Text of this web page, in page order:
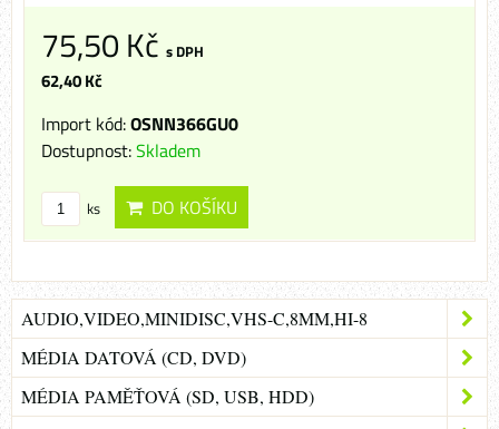
75,50 Kč s DPH
62,40 Kč
Import kód:OSNN366GU0
Dostupnost:Skladem
ks DO KOŠÍKU
AUDIO,VIDEO,MINIDISC,VHS-C,8MM,HI-8
MÉDIA DATOVÁ (CD, DVD)
MÉDIA PAMĚŤOVÁ (SD, USB, HDD)